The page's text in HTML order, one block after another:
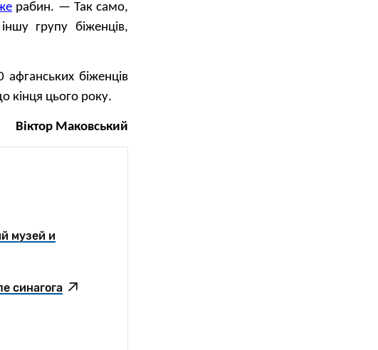
рабин. — Так само,
групу біженців,
біженців
кінця цього року.
Віктор Маковський
музей и
синагога